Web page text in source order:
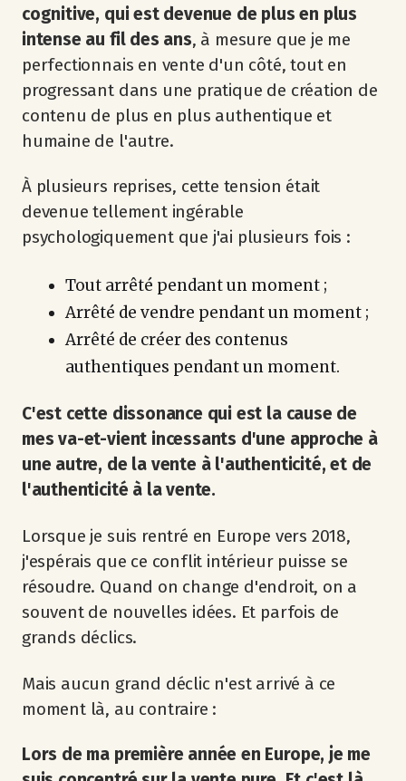
cognitive, qui est devenue de plus en plus
intense au fil des ans, à mesure que je me
perfectionnais en vente d'un côté, tout en
progressant dans une pratique de création de
contenu de plus en plus authentique et
humaine de l'autre.
À plusieurs reprises, cette tension était
devenue tellement ingérable
psychologiquement que j'ai plusieurs fois :
Tout arrêté pendant un moment ;
Arrêté de vendre pendant un moment ;
Arrêté de créer des contenus
authentiques pendant un moment.
C'est cette dissonance qui est la cause de
mes va-et-vient incessants d'une approche à
une autre, de la vente à l'authenticité, et de
l'authenticité à la vente.
Lorsque je suis rentré en Europe vers 2018,
j'espérais que ce conflit intérieur puisse se
résoudre. Quand on change d'endroit, on a
souvent de nouvelles idées. Et parfois de
grands déclics.
Mais aucun grand déclic n'est arrivé à ce
moment là, au contraire :
Lors de ma première année en Europe, je me